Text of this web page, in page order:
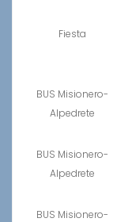
Fiesta
BUS Misionero-
Alpedrete
BUS Misionero-
Alpedrete
BUS Misionero-